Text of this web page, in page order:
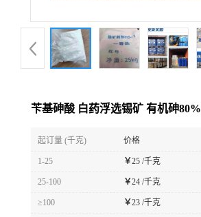
苄基砷酸 白药浮选锡矿 有机砷80%
起订量 (千克) 价格
1-25 ￥25 /千克
25-100 ￥24 /千克
≥100 ￥23 /千克